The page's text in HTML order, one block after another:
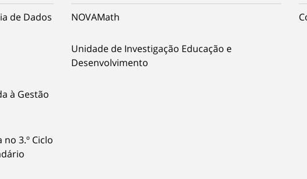
de Dados
à Gestão
3.º Ciclo
NOVAMath
Unidade de Investigação Educação e
Desenvolvimento